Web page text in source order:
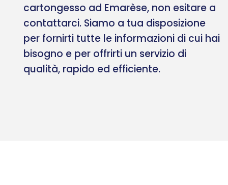
cartongesso ad Emarèse, non esitare a
contattarci. Siamo a tua disposizione
per fornirti tutte le informazioni di cui hai
bisogno e per offrirti un servizio di
qualità, rapido ed efficiente.